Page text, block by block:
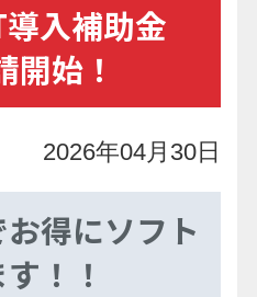
導入補助金
始！
2026年04月30日
得にソフト
！！